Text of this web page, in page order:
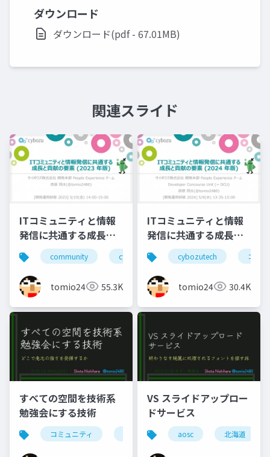
ダウンロード
ダウンロード(pdf - 67.01MB)
関連スライド
ITコミュニティと情報
発信に共通する成長と
貢献の要素(2023年版)
community cybozutech コミュニティ
tomio2480 55.3K
ITコミュニティと情報
発信に共通する成長と
貢献の要素(2024年版)
cybozutech コミ
tomio2480 30.4K
すべての空間を技術系
勉強会にする技術
コミュニティ 北海道 東京
VS スライドアップロー
ドサービス
aosc 北海道